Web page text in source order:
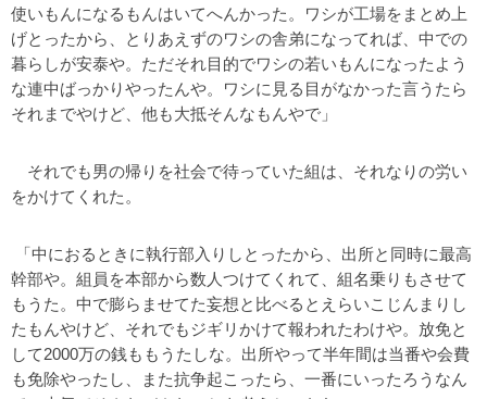
使いもんになるもんはいてへんかった。ワシが工場をまとめ上
げとったから、とりあえずのワシの舎弟になってれば、中での
暮らしが安泰や。ただそれ目的でワシの若いもんになったよう
な連中ばっかりやったんや。ワシに見る目がなかった言うたら
それまでやけど、他も大抵そんなもんやで」
それでも男の帰りを社会で待っていた組は、それなりの労い
をかけてくれた。
「中におるときに執行部入りしとったから、出所と同時に最高
幹部や。組員を本部から数人つけてくれて、組名乗りもさせて
もうた。中で膨らませてた妄想と比べるとえらいこじんまりし
たもんやけど、それでもジギリかけて報われたわけや。放免と
して2000万の銭ももうたしな。出所やって半年間は当番や会費
も免除やったし、また抗争起こったら、一番にいったろうなん